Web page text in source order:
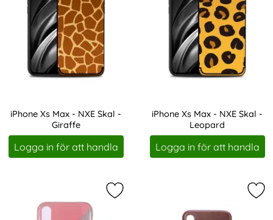
iPhone Xs Max - NXE Skal -
Giraffe
Art. nr 4510
Logga in för att handla
iPhone Xs Max - NXE Skal -
Leopard
Art. nr 4511
Logga in för att handla
Markera iPhone Xs Max - Marmor